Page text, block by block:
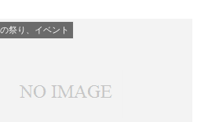
祭り、イベント